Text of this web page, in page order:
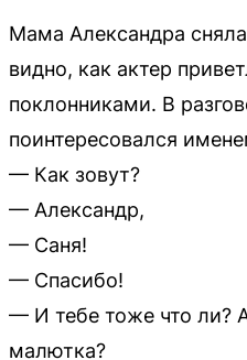
Мама Александра
видно, как актер
поклонниками. В
поинтересовался
— Как зовут?
— Александр,
— Саня!
— Спасибо!
— И тебе тоже что ли?
малютка?